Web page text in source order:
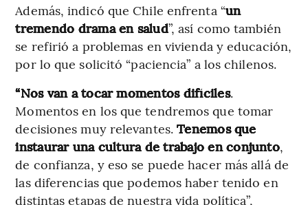
Además, indicó que Chile enfrenta “un
tremendo drama en salud”, así como también
se refirió a problemas en vivienda y educación,
por lo que solicitó “paciencia” a los chilenos.
“Nos van a tocar momentos difíciles.
Momentos en los que tendremos que tomar
decisiones muy relevantes.Tenemos que
instaurar una cultura de trabajo en conjunto,
de confianza, y eso se puede hacer más allá de
las diferencias que podemos haber tenido en
distintas etapas de nuestra vida política”,